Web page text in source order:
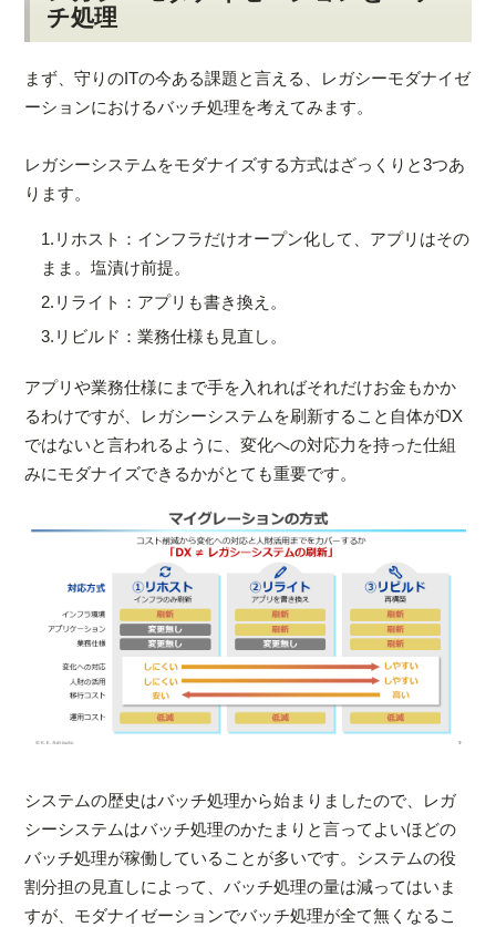
チ処理
まず、守りのITの今ある課題と言える、レガシーモダナイゼ
ーションにおけるバッチ処理を考えてみます。
レガシーシステムをモダナイズする方式はざっくりと3つあ
ります。
1. リホスト：インフラだけオープン化して、アプリはその
まま。塩漬け前提。
2. リライト：アプリも書き換え。
3. リビルド：業務仕様も見直し。
アプリや業務仕様にまで手を入れればそれだけお金もかか
るわけですが、レガシーシステムを刷新すること自体がDX
ではないと言われるように、変化への対応力を持った仕組
みにモダナイズできるかがとても重要です。
システムの歴史はバッチ処理から始まりましたので、レガ
シーシステムはバッチ処理のかたまりと言ってよいほどの
バッチ処理が稼働していることが多いです。システムの役
割分担の見直しによって、バッチ処理の量は減ってはいま
すが、モダナイゼーションでバッチ処理が全て無くなるこ